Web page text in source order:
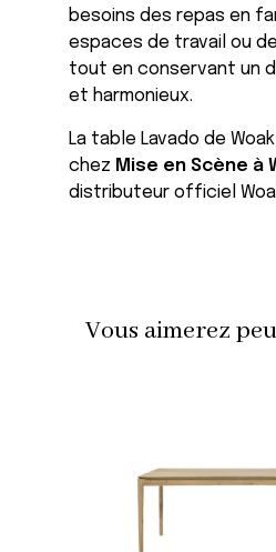
besoins des repas en
espaces de travail ou
tout en conservant un
et harmonieux.
La table Lavado de Woak
chez Mise en Scène à
distributeur officiel
Vous aimerez